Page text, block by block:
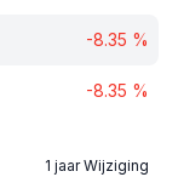
-8.35 %
-8.35 %
1 jaar Wijziging